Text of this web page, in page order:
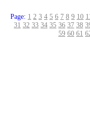
Page: 1 2 3 4 5 6 7 8 9 10
31 32 33 34 35 36 37 38
59 60 61